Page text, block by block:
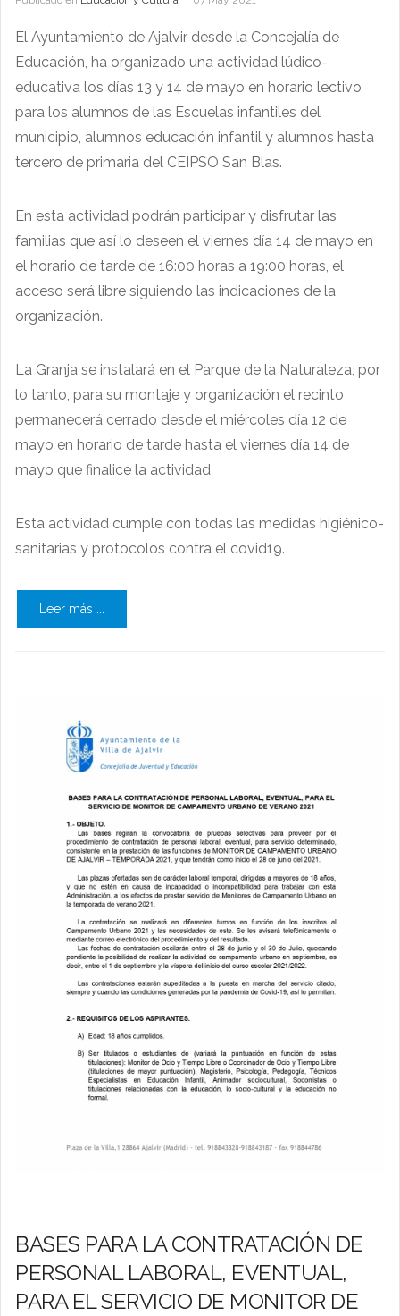
El Ayuntamiento de Ajalvir desde la Concejalía de
Educación, ha organizado una actividad lúdico-
educativa los días 13 y 14 de mayo en horario lectivo
para los alumnos de las Escuelas infantiles del
municipio, alumnos educación infantil y alumnos hasta
tercero de primaria del CEIPSO San Blas.
En esta actividad podrán participar y disfrutar las
familias que así lo deseen el viernes día 14 de mayo en
el horario de tarde de 16:00 horas a 19:00 horas, el
acceso será libre siguiendo las indicaciones de la
organización.
La Granja se instalará en el Parque de la Naturaleza, por
lo tanto, para su montaje y organización el recinto
permanecerá cerrado desde el miércoles día 12 de
mayo en horario de tarde hasta el viernes día 14 de
mayo que finalice la actividad
Esta actividad cumple con todas las medidas higiénico-
sanitarias y protocolos contra el covid19.
Leer más ...
BASES PARA LA CONTRATACIÓN DE
PERSONAL LABORAL, EVENTUAL,
PARA EL SERVICIO DE MONITOR DE